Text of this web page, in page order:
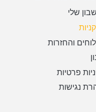
שלי
והחזרות
פרטיות
נגישות